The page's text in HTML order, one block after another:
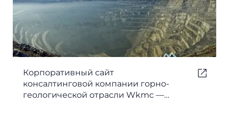
Корпоративный сайт
консалтинговой компании горно-
геологической отрасли Wkmc —